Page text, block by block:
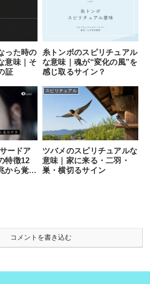
った時の
意味｜そ
証
糸トンボのスピリチュアル
な意味｜魂が“変化の風”を
感じ取るサイン？
ードア
特徴12
から覚醒
スピリチュアル
ツバメのスピリチュアルな
意味｜家に来る・二羽・
巣・横切るサイン
コメントを書き込む